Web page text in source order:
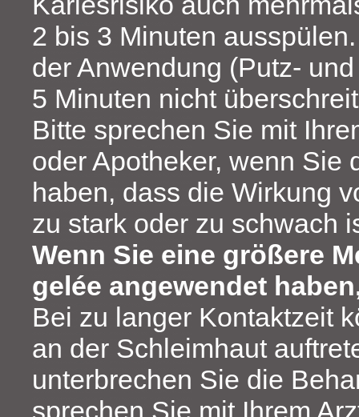
2 bis 3 Minuten
der Anwendung (Putz-
5 Minuten nicht
Bitte sprechen Sie mit
oder Apotheker, wenn Sie
haben, dass die Wirkung
zu stark oder zu schwach
Wenn Sie eine größere
gelée angewendet
Bei zu langer Kontaktzeit
an der Schleimhaut
unterbrechen Sie die
sprechen Sie mit Ihrem